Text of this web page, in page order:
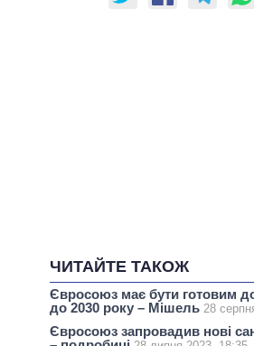
ЧИТАЙТЕ ТАКОЖ
Євросоюз має бути готовим
до 2030 року – Мішель 28
Євросоюз запровадив нові